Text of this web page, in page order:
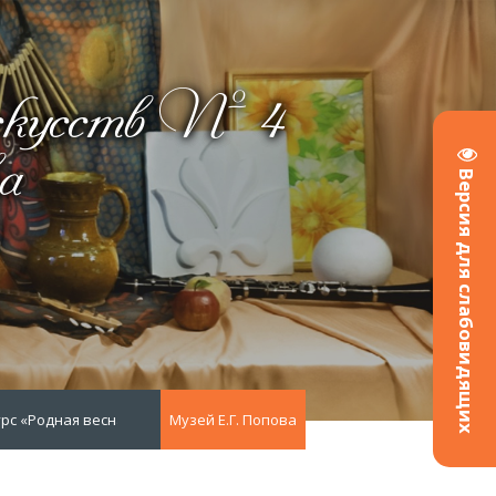
Версия для слабовидящих
№ 4
Музей Е.Г. Попова
«Родная весна»